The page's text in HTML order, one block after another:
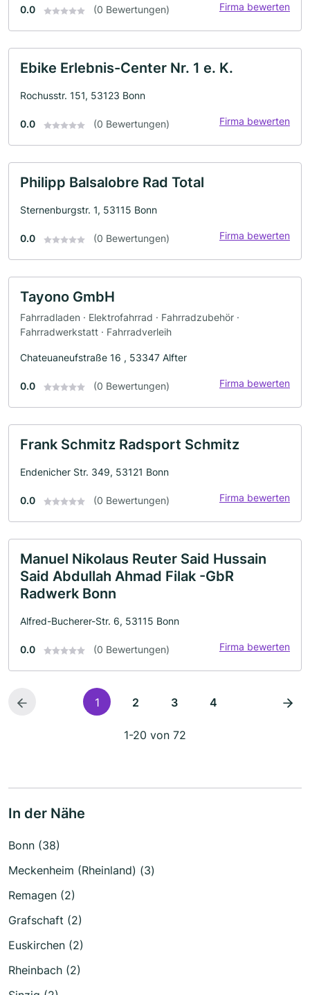
0.0 (0 Bewertungen) Firma bewerten
Ebike Erlebnis-Center Nr. 1 e. K.
Rochusstr. 151, 53123 Bonn
0.0 (0 Bewertungen) Firma bewerten
Philipp Balsalobre Rad Total
Sternenburgstr. 1, 53115 Bonn
0.0 (0 Bewertungen) Firma bewerten
Tayono GmbH
Fahrradladen · Elektrofahrrad · Fahrradzubehör ·
Fahrradwerkstatt · Fahrradverleih
Chateuaneufstraße 16 , 53347 Alfter
0.0 (0 Bewertungen) Firma bewerten
Frank Schmitz Radsport Schmitz
Endenicher Str. 349, 53121 Bonn
0.0 (0 Bewertungen) Firma bewerten
Manuel Nikolaus Reuter Said Hussain
Said Abdullah Ahmad Filak -GbR
Radwerk Bonn
Alfred-Bucherer-Str. 6, 53115 Bonn
0.0 (0 Bewertungen) Firma bewerten
1 2 3 4
1-20 von 72
In der Nähe
Bonn (38)
Meckenheim (Rheinland) (3)
Remagen (2)
Grafschaft (2)
Euskirchen (2)
Rheinbach (2)